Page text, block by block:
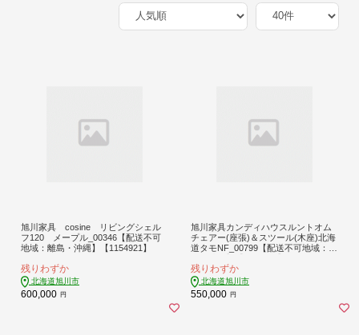
旭川家具 cosine リビングシェル
フ120 メープル_00346【配送不可
地域：離島・沖縄】【1154921】
残りわずか
北海道旭川市
600,000 円
旭川家具カンディハウスルントオム
チェアー(座張)＆スツール(木座)北海
道タモNF_00799【配送不可地域：離
残りわずか
北海道旭川市
550,000 円